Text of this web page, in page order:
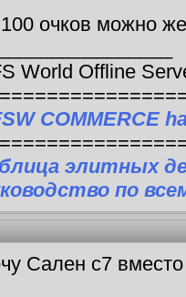
очков можно же
World Offline
COMMERCE
элитных
по
Сален с7 вместо